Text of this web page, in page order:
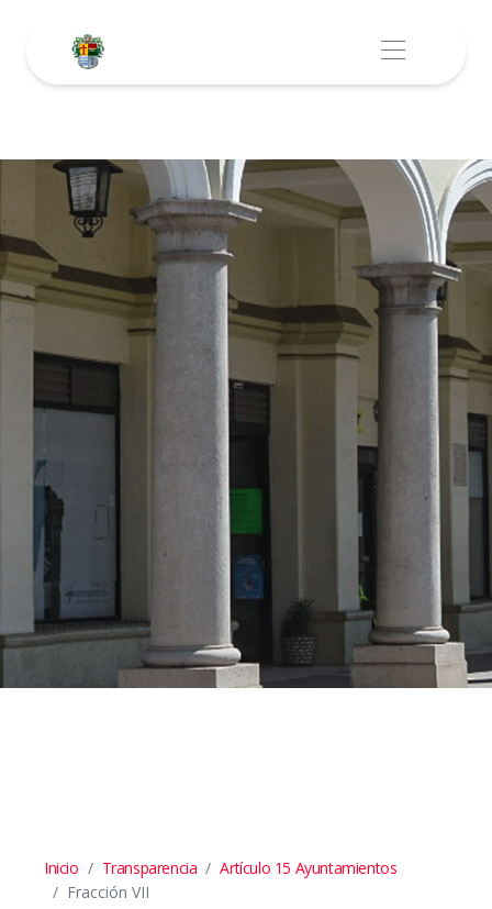
Inicio Transparencia
Artículo 15 Ayuntamientos
Fracción VII